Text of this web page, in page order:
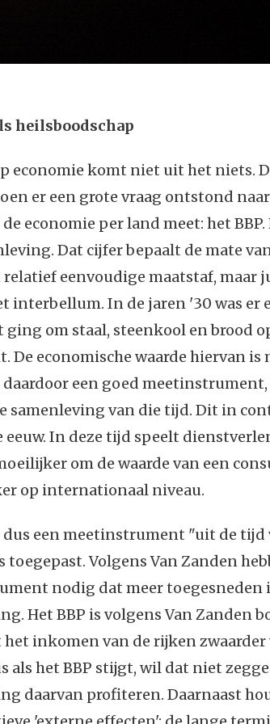
heilsboodschap
economie komt niet uit het niets.
er een grote vraag ontstond
economie per land meet: het
Dat cijfer bepaalt de mate
relatief eenvoudige maatstaf, maar
interbellum. In de jaren '30 was er
ging om staal, steenkool en brood
De economische waarde hiervan
daardoor een goed
samenleving van die tijd. Dit in
In deze tijd speelt
om de waarde van een
op internationaal niveau.
dus een meetinstrument "uit de tijd
toegepast. Volgens Van Zanden
nodig dat meer toegesneden
Het BBP is volgens Van Zanden
inkomen van de rijken zwaarder
als het BBP stijgt, wil dat niet
daarvan profiteren. Daarnaast